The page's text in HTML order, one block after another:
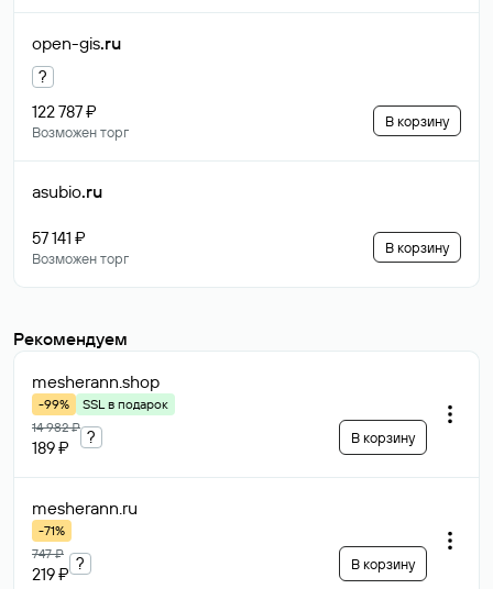
open-gis.ru
?
122 787 ₽
Возможен торг
В корзину
asubio.ru
57 141 ₽
Возможен торг
В корзину
Рекомендуем
mesherann.shop
-99%
SSL в подарок
14 982 ₽
189 ₽
? В корзину
mesherann.ru
-71%
747 ₽
219 ₽
? В корзину